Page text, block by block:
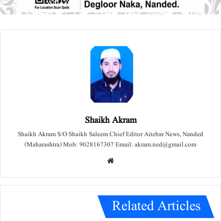
Shaikh Akram
Shaikh Akram S/O Shaikh Saleem Chief Editor Aitebar News, Nanded
(Maharashtra) Mob: 9028167307 Email: akram.ned@gmail.com
e
Related Articles